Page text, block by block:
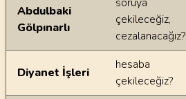
Abdulbaki
Gölpınarlı
çekileceğiz,
cezalanacağız?
Diyanet İşleri
hesaba
çekileceğiz?